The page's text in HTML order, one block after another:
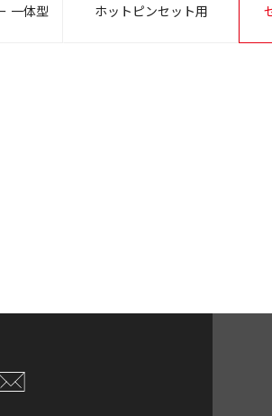
一体型 ホットピンセット用